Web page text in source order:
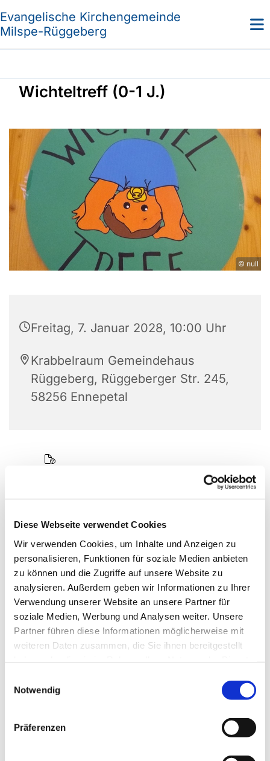
Diese Webseite verwendet Cookies
Wir verwenden Cookies, um Inhalte und Anzeigen zu
personalisieren, Funktionen für soziale Medien anbieten
zu können und die Zugriffe auf unsere Website zu
analysieren. Außerdem geben wir Informationen zu Ihrer
Verwendung unserer Website an unsere Partner für
soziale Medien, Werbung und Analysen weiter. Unsere
Partner führen diese Informationen möglicherweise mit
weiteren Daten zusammen, die Sie ihnen bereitgestellt
Notwendig
Präferenzen
Evangelische Kirchengemeinde
Milspe-Rüggeberg
Wichteltreff (0-1 J.)
© null
Freitag, 7. Januar 2028, 10:00 Uhr
Krabbelraum Gemeindehaus
Rüggeberg, Rüggeberger Str. 245,
58256 Ennepetal